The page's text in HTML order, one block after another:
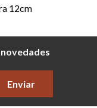
12cm
Enviar